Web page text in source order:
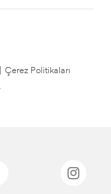
Çerez Politikaları